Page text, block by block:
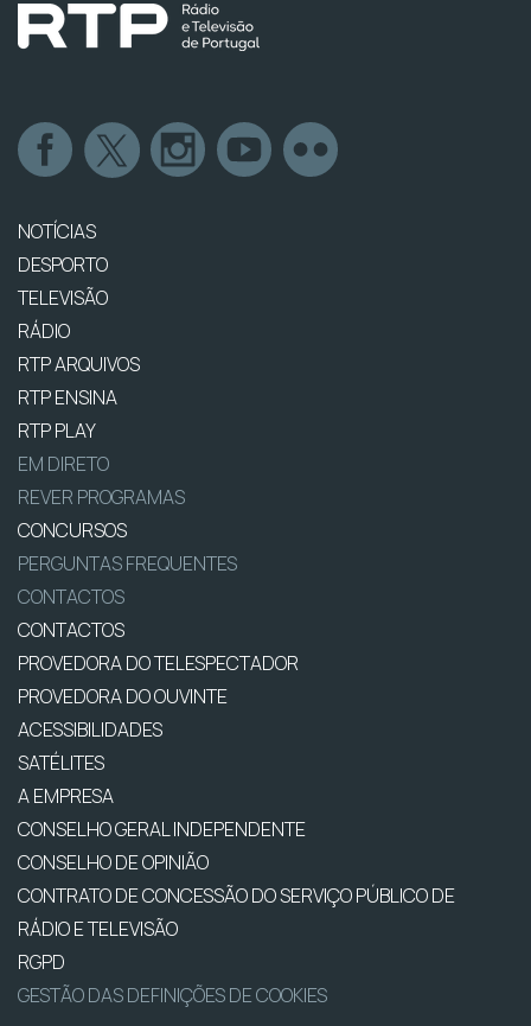
NOTÍCIAS
DESPORTO
TELEVISÃO
RÁDIO
RTP ARQUIVOS
RTP ENSINA
RTP PLAY
EM DIRETO
REVER PROGRAMAS
CONCURSOS
PERGUNTAS FREQUENTES
CONTACTOS
CONTACTOS
PROVEDORA DO TELESPECTADOR
PROVEDORA DO OUVINTE
ACESSIBILIDADES
SATÉLITES
A EMPRESA
CONSELHO GERAL INDEPENDENTE
CONSELHO DE OPINIÃO
CONTRATO DE CONCESSÃO DO SERVIÇO PÚBLICO DE
RÁDIO E TELEVISÃO
RGPD
GESTÃO DAS DEFINIÇÕES DE COOKIES